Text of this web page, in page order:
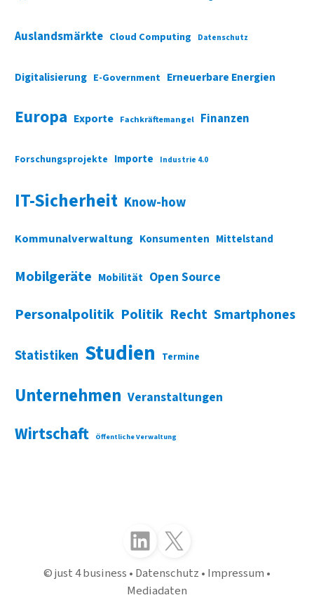
Auslandsmärkte Cloud Computing Datenschutz
Digitalisierung E-Government Erneuerbare Energien
Europa Exporte Fachkräftemangel Finanzen
Forschungsprojekte Importe Industrie 4.0
IT-Sicherheit Know-how
Kommunalverwaltung Konsumenten Mittelstand
Mobilgeräte Mobilität Open Source
Personalpolitik Politik Recht Smartphones
Statistiken Studien Termine
Unternehmen Veranstaltungen
Wirtschaft Öffentliche Verwaltung
Folgen Sie uns auf LinkedInFolgen Sie uns auf X (Twitter)
just 4 business Datenschutz Impressum
Mediadaten